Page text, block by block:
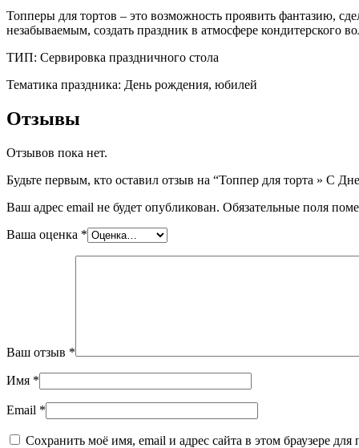
Топперы для тортов – это возможность проявить фантазию,
незабываемым, создать праздник в атмосфере кондитерского
ТИП: Сервировка праздничного стола
Тематика праздника: День рождения, юбилей
Отзывы
Отзывов пока нет.
Будьте первым, кто оставил отзыв на “Топпер для торта » С
Ваш адрес email не будет опубликован. Обязательные поля
Ваша оценка *
Ваш отзыв *
Имя *
Email *
Сохранить моё имя, email и адрес сайта в этом браузере